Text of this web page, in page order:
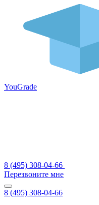
YouGrade
8 (495) 308-04-66
Перезвоните мне
8 (495) 308-04-66